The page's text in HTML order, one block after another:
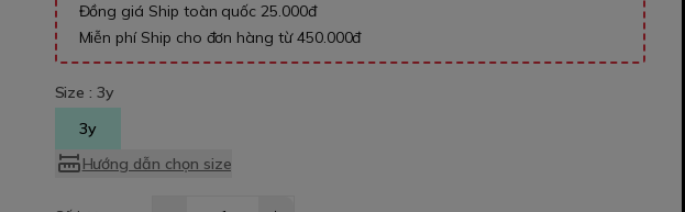
Đồng giá Ship toàn quốc 25.000đ
Miễn phí Ship cho đơn hàng từ 450.000đ
Size :3y
3y
Hướng dẫn chọn size